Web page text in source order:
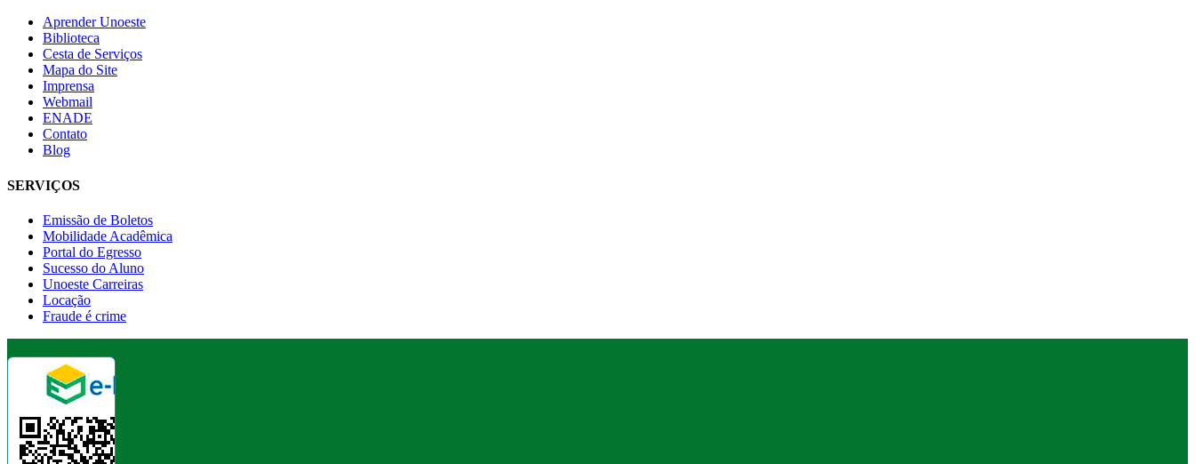
Aprender Unoeste
Biblioteca
Cesta de Serviços
Mapa do Site
Imprensa
Webmail
ENADE
Contato
Blog
SERVIÇOS
Emissão de Boletos
Mobilidade Acadêmica
Portal do Egresso
Sucesso do Aluno
Unoeste Carreiras
Locação
Fraude é crime